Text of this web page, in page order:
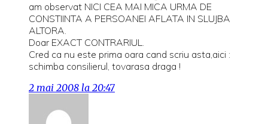
am observat NICI CEA MAI MICA URMA DE
CONSTIINTA A PERSOANEI AFLATA IN SLUJBA
ALTORA.
Doar EXACT CONTRARIUL.
Cred ca nu este prima oara cand scriu asta,aici :
schimba consilierul, tovarasa draga !
2 mai 2008 la 20:47